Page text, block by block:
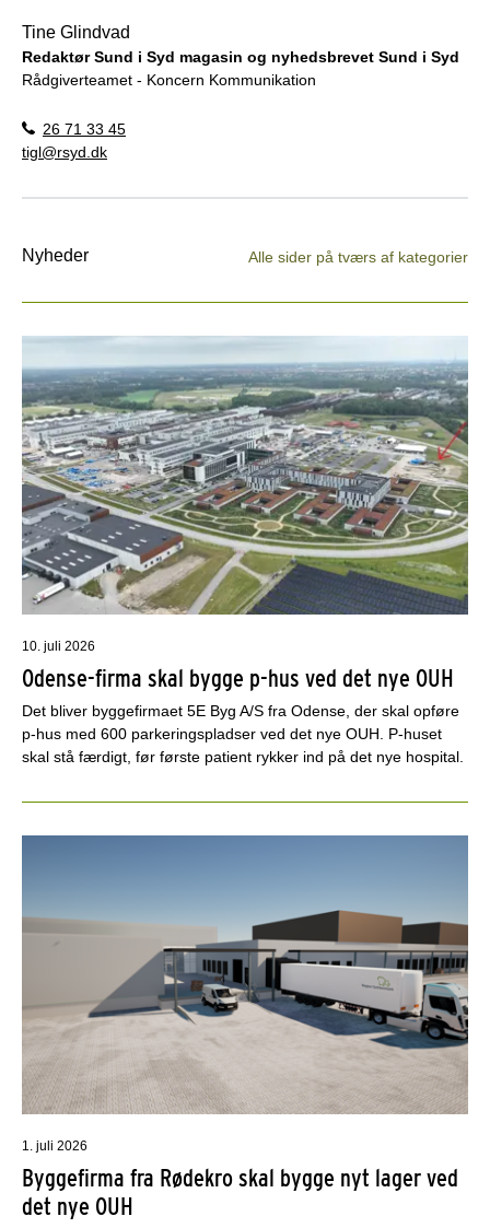
Tine Glindvad
Redaktør Sund i Syd magasin og nyhedsbrevet Sund i Syd
Rådgiverteamet - Koncern Kommunikation
26 71 33 45
tigl@rsyd.dk
Nyheder Alle sider på tværs af kategorier
10. juli 2026
Odense-firma skal bygge p-hus ved det nye OUH
Det bliver byggefirmaet 5E Byg A/S fra Odense, der skal opføre
p-hus med 600 parkeringspladser ved det nye OUH. P-huset
skal stå færdigt, før første patient rykker ind på det nye hospital.
1. juli 2026
Byggefirma fra Rødekro skal bygge nyt lager ved
det nye OUH